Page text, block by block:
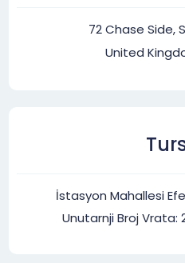
72 Chase Side,
United
İstasyon Mahallesi
Unutarnji Broj